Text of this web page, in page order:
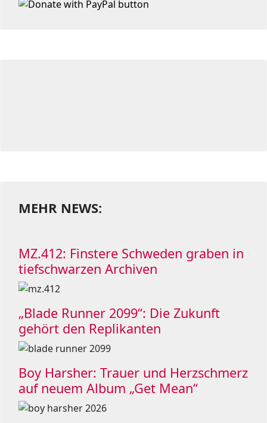
MEHR NEWS:
MZ.412: Finstere Schweden graben in
tiefschwarzen Archiven
„Blade Runner 2099“: Die Zukunft
gehört den Replikanten
Boy Harsher: Trauer und Herzschmerz
auf neuem Album „Get Mean“